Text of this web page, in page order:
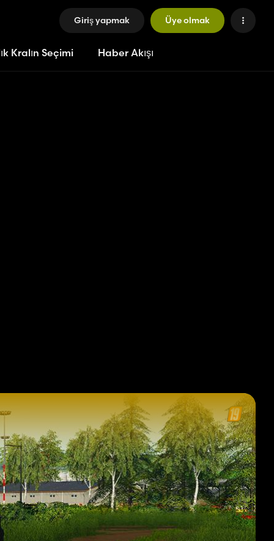
Giriş yapmak Üye olmak
Kralın Seçimi Haber Akışı